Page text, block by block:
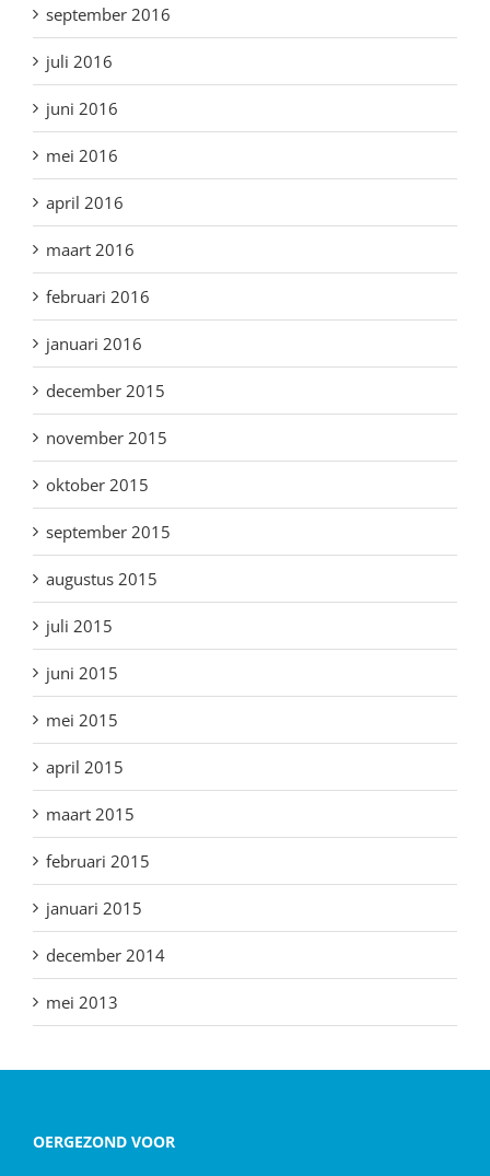
september 2016
juli 2016
juni 2016
mei 2016
april 2016
maart 2016
februari 2016
januari 2016
december 2015
november 2015
oktober 2015
september 2015
augustus 2015
juli 2015
juni 2015
mei 2015
april 2015
maart 2015
februari 2015
januari 2015
december 2014
mei 2013
OERGEZOND VOOR